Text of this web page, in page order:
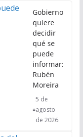
Gobierno
quiere
decidir
qué se
puede
informar:
Rubén
Moreira
5 de
agosto
de 2026